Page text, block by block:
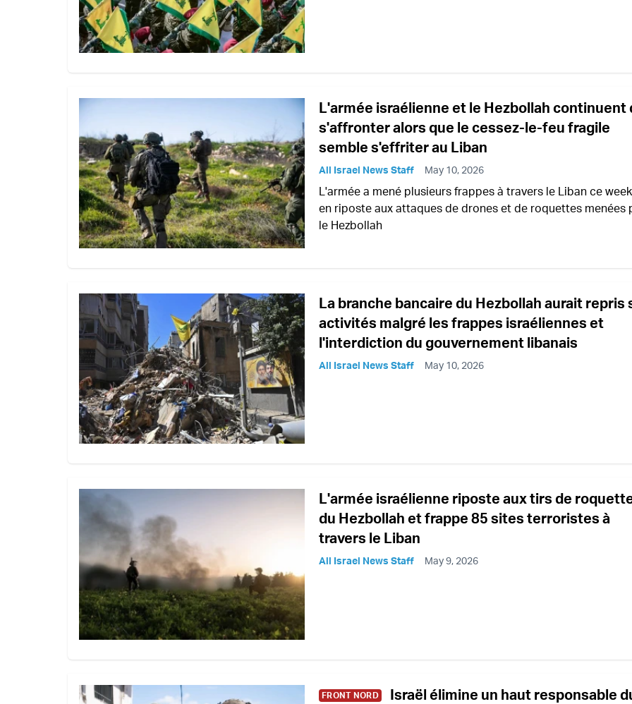
L'armée israélienne et le Hezbollah continuent
s'affronter alors que le cessez-le-feu fragile
semble s'effriter au Liban
All Israel News Staff May 10, 2026
L'armée a mené plusieurs frappes à travers le Liban ce
en riposte aux attaques de drones et de roquettes menées
le Hezbollah
La branche bancaire du Hezbollah aurait repris
activités malgré les frappes israéliennes et
l'interdiction du gouvernement libanais
All Israel News Staff May 10, 2026
L'armée israélienne riposte aux tirs de
du Hezbollah et frappe 85 sites terroristes à
travers le Liban
All Israel News Staff May 9, 2026
FRONT NORD
Israël élimine un haut responsable